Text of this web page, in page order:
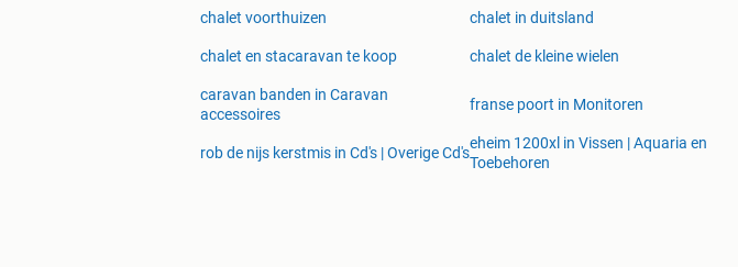
chalet voorthuizen
chalet in duitsland
chalet en stacaravan te koop chalet de kleine wielen
caravan banden in Caravan
accessoires
franse poort in Monitoren
rob de nijs kerstmis in Cd's | Overige Cd's
eheim 1200xl in Vissen | Aquaria en
Toebehoren